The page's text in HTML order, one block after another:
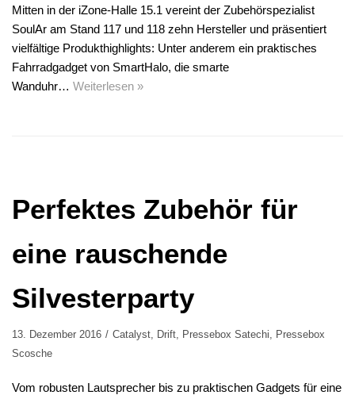
Mitten in der iZone-Halle 15.1 vereint der Zubehörspezialist
SoulAr am Stand 117 und 118 zehn Hersteller und präsentiert
vielfältige Produkthighlights: Unter anderem ein praktisches
Fahrradgadget von SmartHalo, die smarte
Wanduhr… Weiterlesen »
Perfektes Zubehör für
eine rauschende
Silvesterparty
13. Dezember 2016 Catalyst Drift Pressebox Satechi
Pressebox
Scosche
Vom robusten Lautsprecher bis zu praktischen Gadgets für eine